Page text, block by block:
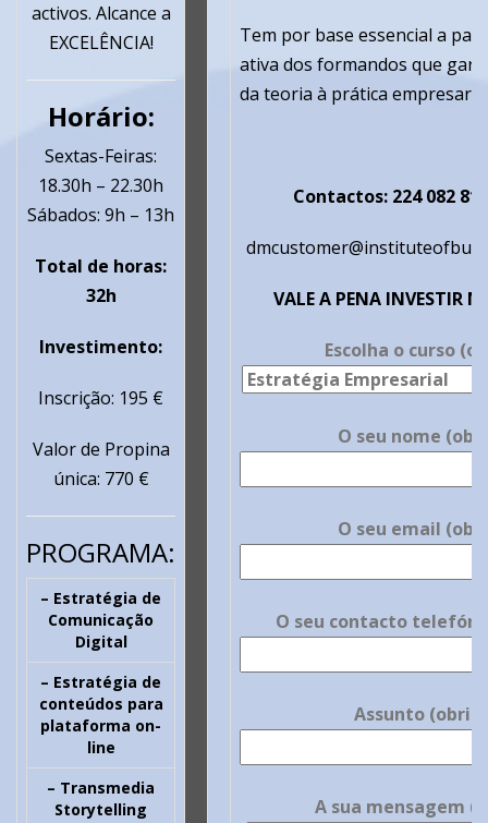
activos. Alcance a
EXCELÊNCIA!
Horário:
Sextas-Feiras:
18.30h – 22.30h
Sábados: 9h – 13h
Total de horas:
32h
Investimento:
Inscrição: 195 €
Valor de Propina
única: 770 €
PROGRAMA:
– Estratégia de
Comunicação
Digital
– Estratégia de
conteúdos para
plataforma on-
line
– Transmedia
Storytelling
Tem por base essencial a
ativa dos formandos que
da teoria à prática
Contactos: 224 082
VALE A PENA INVESTIR
Escolha o curso
O seu nome
O seu email
O seu contacto
Assunto
A sua mensagem